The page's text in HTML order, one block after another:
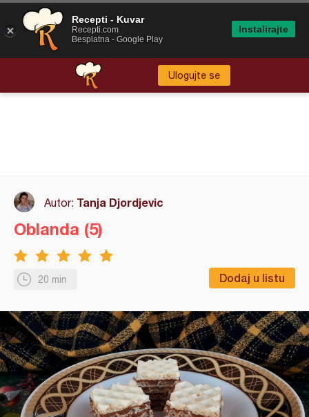
Ulogujte se
Autor: Tanja Djordjevic
20 min Dodaj u listu
Oblanda (5)
Recepti - Kuvar
Recepti.com
Besplatna - Google Play
Instalirajte